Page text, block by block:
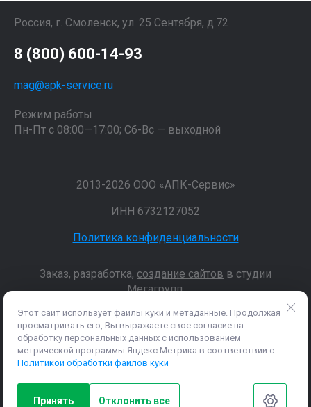
Россия, г. Смоленск, ул. 25 Сентября, д.72
8 (800) 600-14-93
mag@apk-service.ru
Режим работы
Пн-Пт с 08:00—17:00; Сб-Вс — выходной
2013-2026 ООО «АПК-Сервис»
ИНН 6732127052
Политика конфиденциальности
Заказ, разработка, создание сайтов в студии
Мегагрупп.
Данные о товарах и услугах, включая цены и технические
характеристики, представленные на сайте, не являются
публичной офертой, определяемой положениями Статьи 437 (2)
ГК РФ, а носят исключительно информационный характер. Для
получения точной информации о наличии и стоимости товара,
пожалуйста, обращайтесь по нашим телефонам.
Этот сайт использует файлы куки и метаданные. Продолжая
просматривать его, Вы выражаете свое согласие на
обработку персональных данных с использованием
метрической программы Яндекс.Метрика в соответствии с
Политикой обработки файлов куки
Принять Отклонить все